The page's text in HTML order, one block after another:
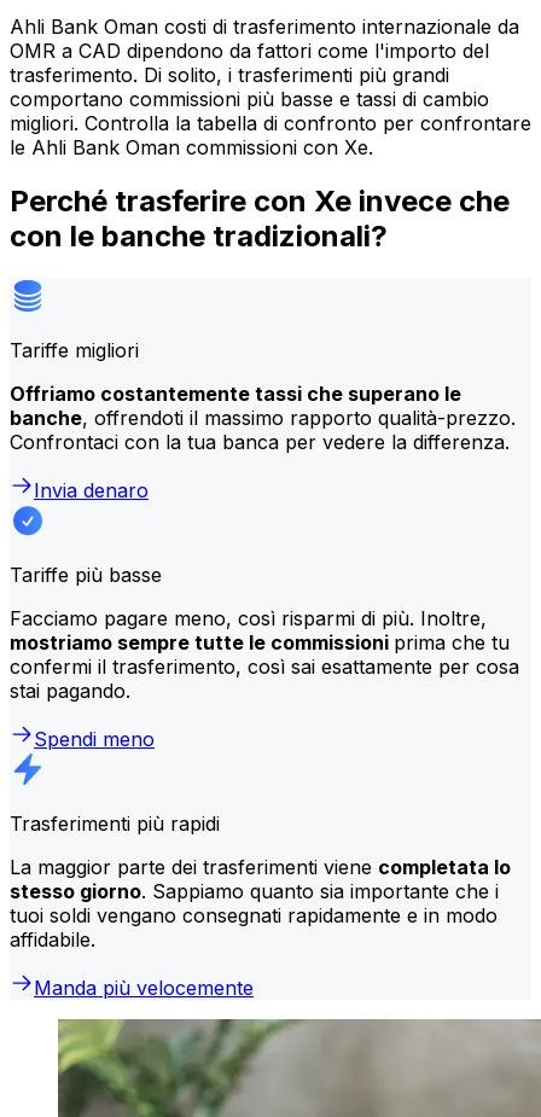
Ahli Bank Oman costi di trasferimento internazionale da
OMR a CAD dipendono da fattori come l'importo del
trasferimento. Di solito, i trasferimenti più grandi
comportano commissioni più basse e tassi di cambio
migliori. Controlla la tabella di confronto per confrontare
le Ahli Bank Oman commissioni con Xe.
Perché trasferire con Xe invece che
con le banche tradizionali?
Tariffe migliori
Offriamo costantemente tassi che superano le
banche, offrendoti il massimo rapporto qualità-prezzo.
Confrontaci con la tua banca per vedere la differenza.
Invia denaro
Tariffe più basse
Facciamo pagare meno, così risparmi di più. Inoltre,
mostriamo sempre tutte le commissioni prima che tu
confermi il trasferimento, così sai esattamente per cosa
stai pagando.
Spendi meno
Trasferimenti più rapidi
La maggior parte dei trasferimenti viene completata lo
stesso giorno. Sappiamo quanto sia importante che i
tuoi soldi vengano consegnati rapidamente e in modo
affidabile.
Manda più velocemente